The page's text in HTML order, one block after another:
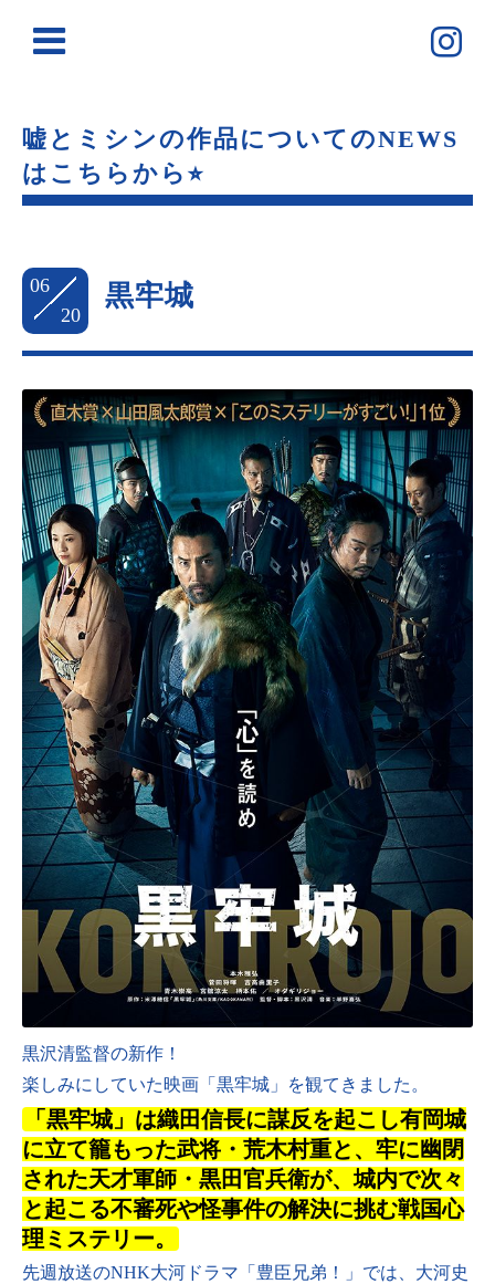
嘘とミシンの作品についてのNEWS
はこちらから⭐︎
06
20
黒牢城
黒沢清監督の新作！
楽しみにしていた映画「黒牢城」を観てきました。
「黒牢城」は織田信長に謀反を起こし有岡城
に立て籠もった武将・荒木村重と、牢に幽閉
された天才軍師・黒田官兵衛が、城内で次々
と起こる不審死や怪事件の解決に挑む戦国心
理ミステリー。
先週放送のNHK大河ドラマ「豊臣兄弟！」では、 大河史